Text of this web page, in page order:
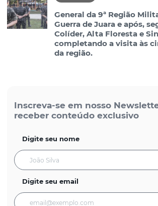
General da 9ª Região
Guerra de Juara e após,
Colíder, Alta Floresta e
completando a visita às
da região.
Inscreva-se em nosso
receber conteúdo exclusivo
Digite seu nome
Digite seu email